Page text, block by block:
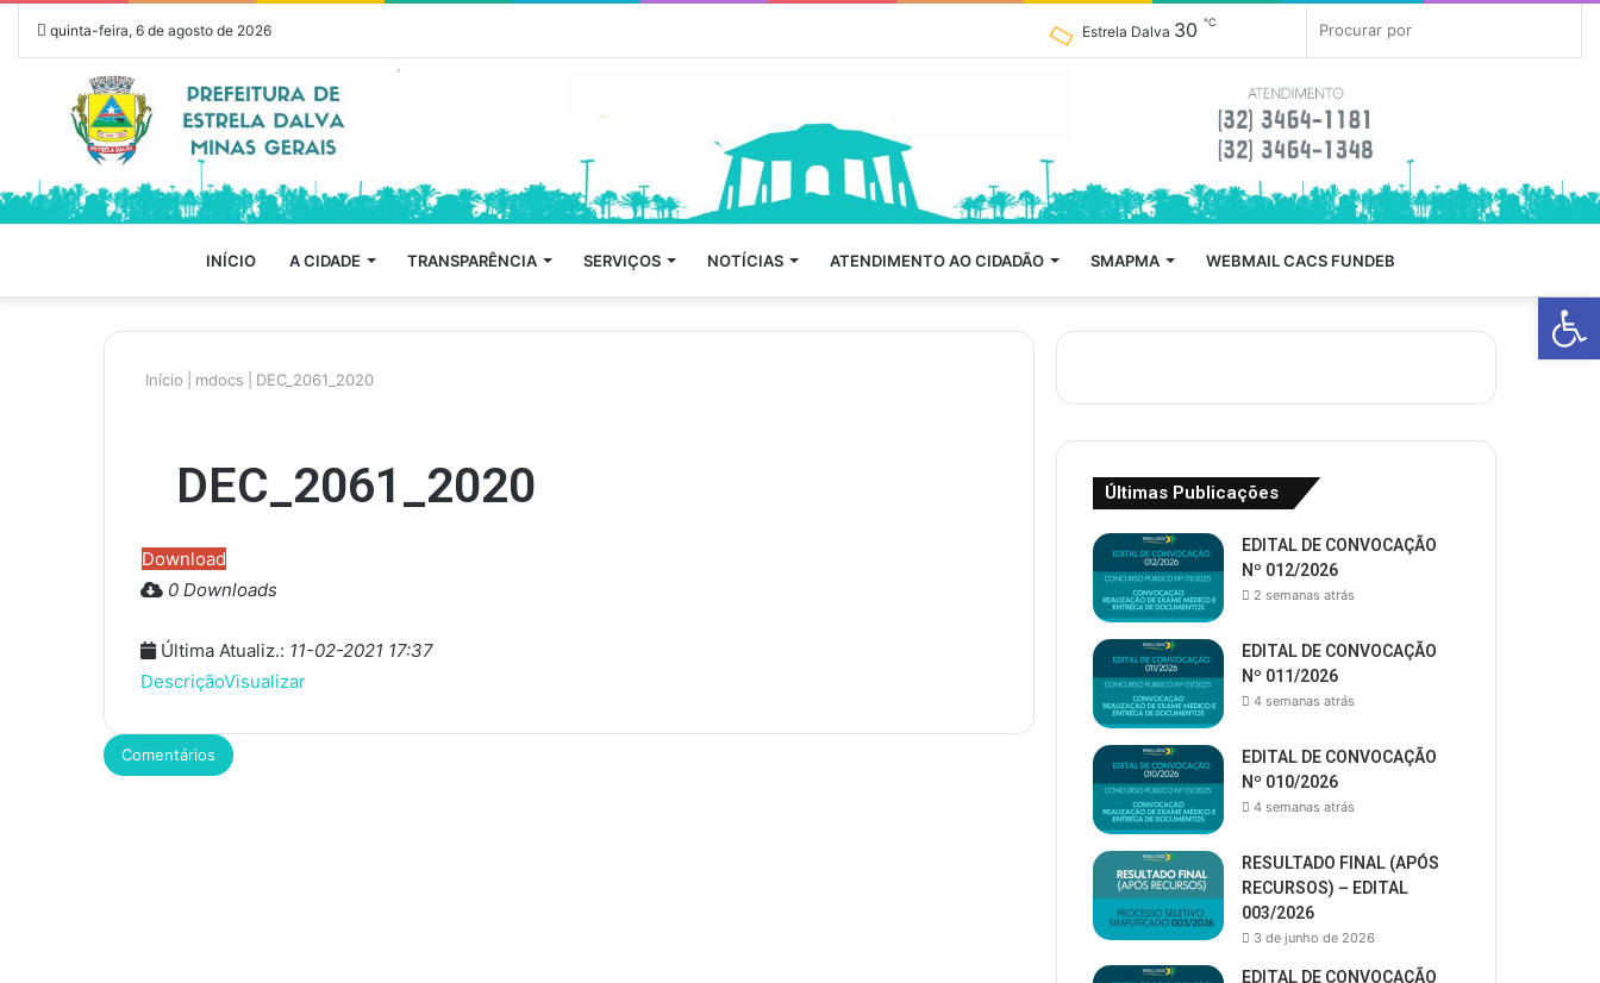
quinta-feira, 6 de agosto de 2026 Mudar
para
Modo
Escuro
Claro
Lateral
Estrela Dalva 30 ℃
INÍCIO A CIDADE TRANSPARÊNCIA SERVIÇOS NOTÍCIAS ATENDIMENTO AO CIDADÃO SMAPMA WEBMAIL CACS FUNDEB
Início mdocs DEC_2061_2020
DEC_2061_2020
Download
0 Downloads
Última Atualiz.: 11-02-2021 17:37
DescriçãoVisualizar
Comentários
Últimas Publicações
EDITAL DE CONVOCAÇÃO
Nº 012/2026
2 semanas atrás
EDITAL DE CONVOCAÇÃO
Nº 011/2026
4 semanas atrás
EDITAL DE CONVOCAÇÃO
Nº 010/2026
4 semanas atrás
RESULTADO FINAL (APÓS
RECURSOS) – EDITAL
003/2026
3 de junho de 2026
EDITAL DE CONVOCAÇÃO
Barra de